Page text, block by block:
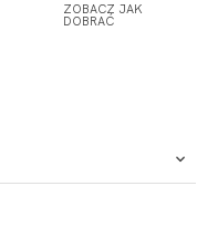
ZOBACZ JAK
DOBRAĆ